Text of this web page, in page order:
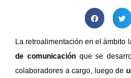
La retroalimentación en el ámbito
de comunicaciónque se
colaboradores a cargo, luego de